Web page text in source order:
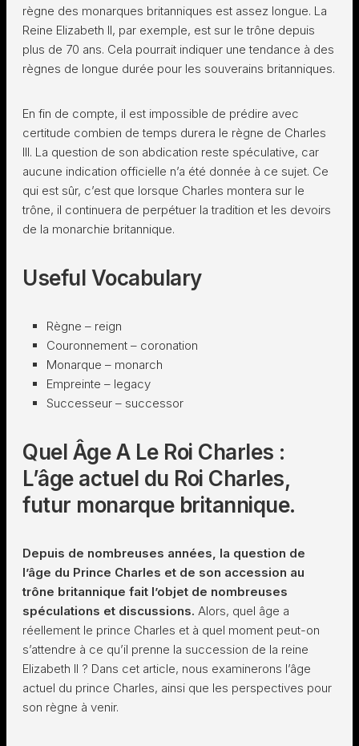
règne des monarques britanniques est assez longue. La
Reine Elizabeth II, par exemple, est sur le trône depuis
plus de 70 ans. Cela pourrait indiquer une tendance à des
règnes de longue durée pour les souverains britanniques.
En fin de compte, il est impossible de prédire avec
certitude combien de temps durera le règne de Charles
III. La question de son abdication reste spéculative, car
aucune indication officielle n’a été donnée à ce sujet. Ce
qui est sûr, c’est que lorsque Charles montera sur le
trône, il continuera de perpétuer la tradition et les devoirs
de la monarchie britannique.
Useful Vocabulary
Règne – reign
Couronnement – coronation
Monarque – monarch
Empreinte – legacy
Successeur – successor
Quel Âge A Le Roi Charles :
L’âge actuel du Roi Charles,
futur monarque britannique.
Depuis de nombreuses années, la question de
l’âge du Prince Charles et de son accession au
trône britannique fait l’objet de nombreuses
spéculations et discussions. Alors, quel âge a
réellement le prince Charles et à quel moment peut-on
s’attendre à ce qu’il prenne la succession de la reine
Elizabeth II ? Dans cet article, nous examinerons l’âge
actuel du prince Charles, ainsi que les perspectives pour
son règne à venir.